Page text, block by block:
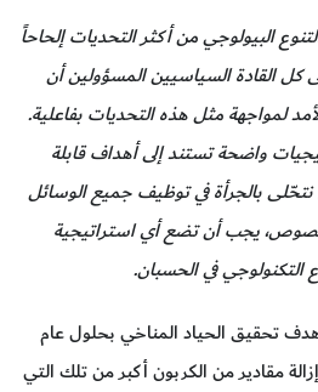
البيولوجي من أكثر التحديات إلحاحاً
كل القادة السياسيين المسؤولين أن
لمواجهة مثل هذه التحديات بفاعلية.
واضحة تستند إلى أهداف قابلة
نتحّلى بالجرأة في توظيف جميع الوسائل
يجب أن تضع أي استراتيجية
التكنولوجي في الحسبان.
تحقيق الحياد المناخي بحلول عام
(إزالة مقادير من الكربون أكبر من تلك التي